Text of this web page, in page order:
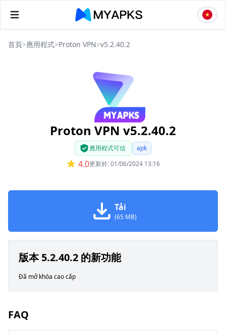
首頁>應用程式>Proton VPN>v5.2.40.2
Proton VPN v5.2.40.2
應用程式可信 apk
4.0更新於: 01/06/2024 13:16
Tải
(65 MB)
版本 5.2.40.2 的新功能
Đã mở khóa cao cấp
FAQ